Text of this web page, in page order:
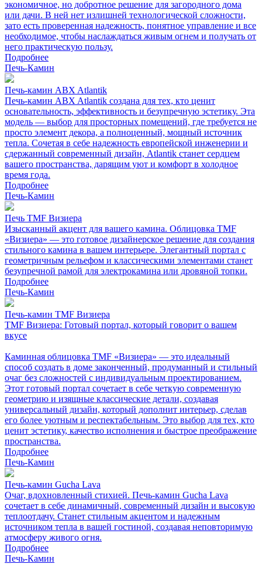
экономичное, но добротное решение для загородного дома
или дачи. В ней нет излишней технологической сложности,
зато есть проверенная надежность, понятное управление и все
необходимое, чтобы наслаждаться живым огнем и получать от
него практическую пользу.
Подробнее
Печь-Камин
Печь-камин ABX Atlantik
Печь-камин ABX Atlantik создана для тех, кто ценит
основательность, эффективность и безупречную эстетику. Эта
модель — выбор для просторных помещений, где требуется не
просто элемент декора, а полноценный, мощный источник
тепла. Сочетая в себе надежность европейской инженерии и
сдержанный современный дизайн, Atlantik станет сердцем
вашего пространства, дарящим уют и комфорт в холодное
время года.
Подробнее
Печь-Камин
Печь TMF Визиера
Изысканный акцент для вашего камина. Облицовка TMF
«Визиера» — это готовое дизайнерское решение для создания
стильного камина в вашем интерьере. Элегантный портал с
геометричным рельефом и классическими элементами станет
безупречной рамой для электрокамина или дровяной топки.
Подробнее
Печь-Камин
Печь-камин TMF Визиера
TMF Визиера: Готовый портал, который говорит о вашем
вкусе
Каминная облицовка TMF «Визиера» — это идеальный
способ создать в доме законченный, продуманный и стильный
очаг без сложностей с индивидуальным проектированием.
Этот готовый портал сочетает в себе четкую современную
геометрию и изящные классические детали, создавая
универсальный дизайн, который дополнит интерьер, сделав
его более уютным и респектабельным. Это выбор для тех, кто
ценит эстетику, качество исполнения и быстрое преображение
пространства.
Подробнее
Печь-Камин
Печь-камин Gucha Lava
Очаг, вдохновленный стихией. Печь-камин Gucha Lava
сочетает в себе динамичный, современный дизайн и высокую
теплоотдачу. Станет стильным акцентом и надежным
источником тепла в вашей гостиной, создавая неповторимую
атмосферу живого огня.
Подробнее
Печь-Камин